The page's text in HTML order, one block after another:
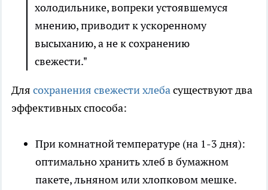
холодильнике, вопреки устоявшемуся
мнению, приводит к ускоренному
высыханию, а не к сохранению
свежести."
Для сохранения свежести хлебасуществуют два
эффективных способа:
При комнатной температуре (на 1-3 дня):
оптимально хранить хлеб в бумажном
пакете, льняном или хлопковом мешке.